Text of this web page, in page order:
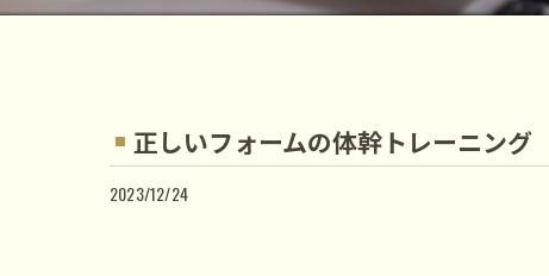
正しいフォームの体幹トレーニング
2023/12/24